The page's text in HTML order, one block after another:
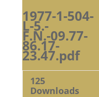
1977-1-504-
L-5.-
F.N.-09.77-
86.17-
23.47.pdf
125
Downloads